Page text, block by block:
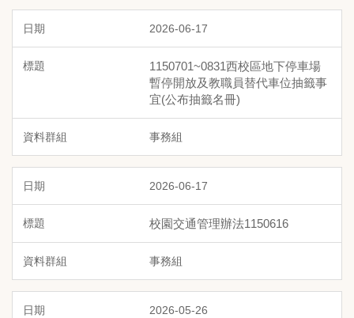
2026-06-17
1150701~0831西校區地下停車場
暫停開放及教職員替代車位抽籤事
宜(公布抽籤名冊)
事務組
2026-06-17
校園交通管理辦法1150616
事務組
2026-05-26